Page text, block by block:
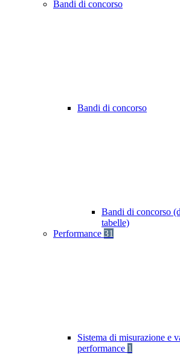
Bandi di concorso
Bandi di concorso
Bandi di concorso
tabelle)
Performance 31
Sistema di misurazione e
performance 1